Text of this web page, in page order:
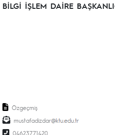
BİLGİ İŞLEM DAİRE
Özgeçmiş
mustafadizdar
04623771420